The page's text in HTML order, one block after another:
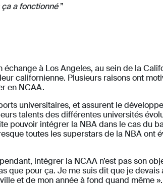
ça a fonctionné”
à Los Angeles, au sein de la
californienne. Plusieurs raisons ont
en NCAA.
universitaires, et assurent le
talents des différentes universités
pouvoir intégrer la NBA dans le cas du
toutes les superstars de la NBA ont
intégrer la NCAA n’est pas son
que pour ça. Je me suis dit que je devais
et de mon année à fond quand même ».